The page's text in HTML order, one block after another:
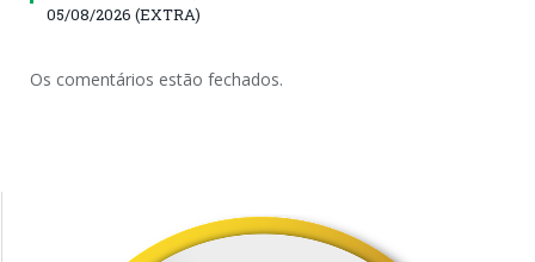
05/08/2026 (EXTRA)
Os comentários estão fechados.